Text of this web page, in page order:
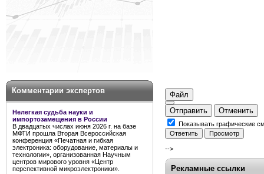
Комментарии экспертов
Нелегкая судьба науки и
импортозамещения в России
В двадцатых числах июня 2026 г. на базе
МФТИ прошла Вторая Всероссийская
конференция «Печатная и гибкая
электроника: оборудование, материалы и
технологии», организованная Научным
центров мирового уровня «Центр
перспективной микроэлектроники».
Файл
Отправить
Отменить
Показывать графические
-->
Рекламные ссылки